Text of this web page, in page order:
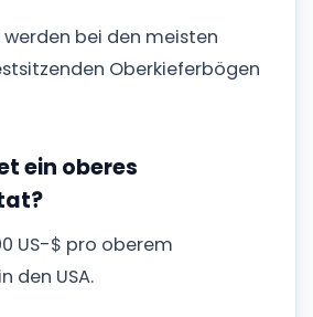
bei den meisten
Oberkieferbögen
ein oberes
US-$ pro oberem
den USA.